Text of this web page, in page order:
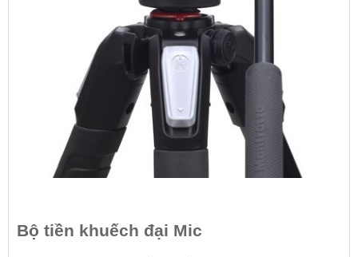
Bộ tiền khuếch đại Mic